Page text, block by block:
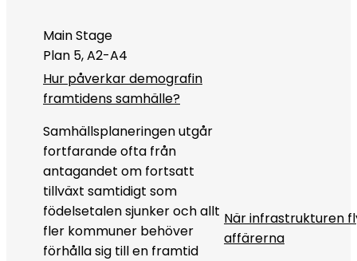
Main Stage
Plan 5, A2-A4
Hur påverkar demografin
framtidens samhälle?
Samhällsplaneringen utgår
fortfarande ofta från
antagandet om fortsatt
tillväxt samtidigt som
födelsetalen sjunker och allt
fler kommuner behöver
förhålla sig till en framtid
När infrastrukturen
affärerna